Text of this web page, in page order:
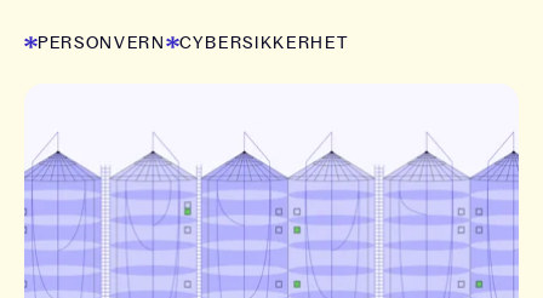
PERSONVERN CYBERSIKKERHET